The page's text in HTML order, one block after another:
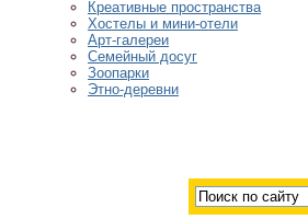
Креативные пространства
Хостелы и мини-отели
Арт-галереи
Семейный досуг
Зоопарки
Этно-деревни